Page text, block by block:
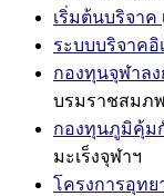
เริ่มต้นบริจาค
ระบบบริจาค
กองทุนจุฬาล
บรมราชสมภ
กองทุนภูมิคุ้ม
มะเร็งจุฬาฯ
โครงการอุท